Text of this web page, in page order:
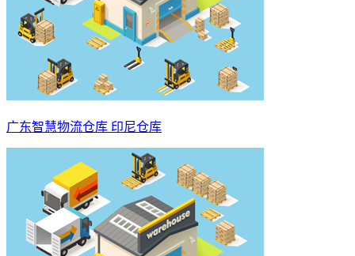
广东智慧物流仓库 印尼仓库